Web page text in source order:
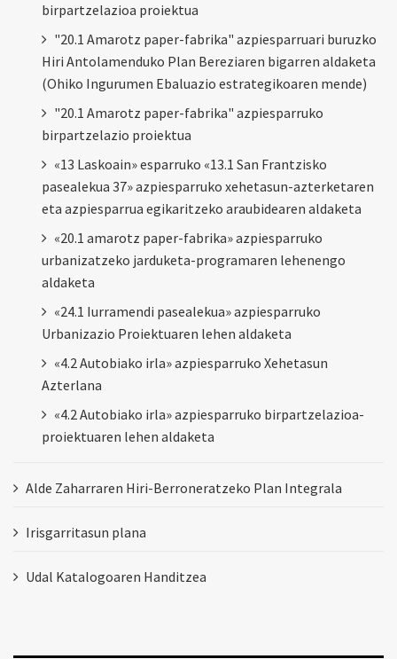
birpartzelazioa proiektua
"20.1 Amarotz paper-fabrika" azpiesparruari buruzko
Hiri Antolamenduko Plan Bereziaren bigarren aldaketa
(Ohiko Ingurumen Ebaluazio estrategikoaren mende)
"20.1 Amarotz paper-fabrika" azpiesparruko
birpartzelazio proiektua
«13 Laskoain» esparruko «13.1 San Frantzisko
pasealekua 37» azpiesparruko xehetasun-azterketaren
eta azpiesparrua egikaritzeko araubidearen aldaketa
«20.1 amarotz paper-fabrika» azpiesparruko
urbanizatzeko jarduketa-programaren lehenengo
aldaketa
«24.1 Iurramendi pasealekua» azpiesparruko
Urbanizazio Proiektuaren lehen aldaketa
«4.2 Autobiako irla» azpiesparruko Xehetasun
Azterlana
«4.2 Autobiako irla» azpiesparruko birpartzelazioa-
proiektuaren lehen aldaketa
Alde Zaharraren Hiri-Berroneratzeko Plan Integrala
Irisgarritasun plana
Udal Katalogoaren Handitzea